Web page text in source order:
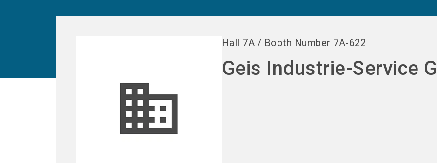
Hall 7A / Booth Number 7A-622
Geis Industrie-Service